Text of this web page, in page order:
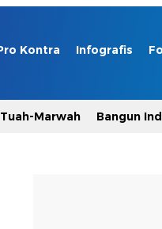
Kontra Infografis
Marwah Bangun